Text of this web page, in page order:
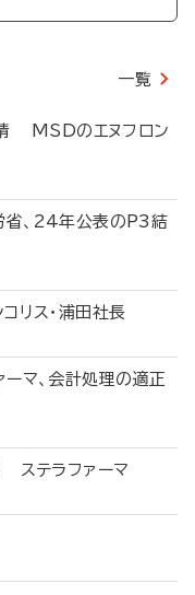
一覧
MSDのエヌフロン
、24年公表のP3結
ス・浦田社長
マ、会計処理の適正
ステラファーマ